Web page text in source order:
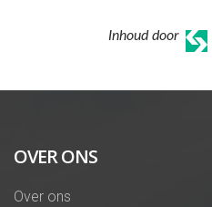
Inhoud door
OVER ONS
Over ons